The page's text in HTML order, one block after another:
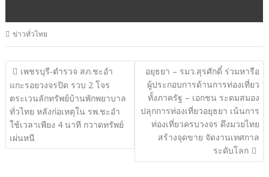
ข่าวทั่วไทย
แนะแนว
เรื่อง
เพชรบุรี-ตำรวจ สภ.ชะอำ
แกะรอยวงจรปิด รวบ 2 โจร
ตระเวนลักทรัพย์บ้านพักพยาบาล
ทั่วไทย หลังก่อเหตุใน รพ.ชะอำ
ใช้เวลาเพียง 4 นาที กวาดทรัพย์
เผ่นหนี
อยุธยา – รมว.สุรศักดิ์ ร่วมหารือ
ผู้ประกอบการด้านการท่องเที่ยว
ทั้งภาครัฐ – เอกชน ระดมสมอง
ปลุกการท่องเที่ยวอยุธยา เน้นการ
ท่องเที่ยวครบวงจร ดึงมวยไทย
สร้างจุดขาย จัดงานเทศกาล
ระดับโลก